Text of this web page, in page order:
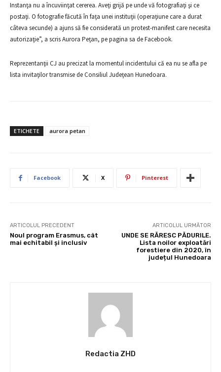
Instanţa nu a încuviinţat cererea. Aveţi grijă pe unde vă fotografiaţi şi ce
postaţi. O fotografie făcută în faţa unei instituţii (operaţiune care a durat
câteva secunde) a ajuns să fie considerată un protest-manifest care necesita
autorizaţie”, a scris Aurora Peţan, pe pagina sa de Facebook.
Reprezentanţii CJ au precizat la momentul incidentului că ea nu se afla pe
lista invitaţilor transmise de Consiliul Judeţean Hunedoara.
ETICHETE aurora petan
Facebook X Pinterest
ARTICOLUL PRECEDENT
Noul program Erasmus, cât
mai echitabil și inclusiv
ARTICOLUL URMĂTOR
UNDE SE RĂRESC PĂDURILE.
Lista noilor exploatări
forestiere din 2020, în
județul Hunedoara
Redactia ZHD